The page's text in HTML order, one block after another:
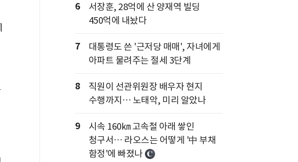
6
서장훈, 28억에 산 양재역 빌딩
450억에 내놨다
7
대통령도 쓴 '근저당 매매', 자녀에게
아파트 물려주는 절세 3단계
8
직원이 선관위원장 배우자 현지
수행까지… 노태악, 미리 알았나
9
시속 160㎞ 고속철 아래 쌓인
청구서… 라오스는 어떻게 '中 부채
함정'에 빠졌나